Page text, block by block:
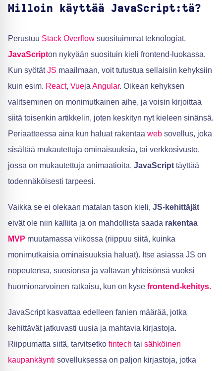
Milloin käyttää JavaScript:tä?
Perustuu Stack Overflow suosituimmat teknologiat,
JavaScripton nykyään suosituin kieli frontend-luokassa.
Kun syötätJS maailmaan, voit tutustua sellaisiin kehyksiin
kuin esim. React, Vueja Angular. Oikean kehyksen
valitseminen on monimutkainen aihe, ja voisin kirjoittaa
siitä toisenkin artikkelin, joten keskityn nyt kieleen sinänsä.
Periaatteessa aina kun haluat rakentaa web sovellus, joka
sisältää mukautettuja ominaisuuksia, tai verkkosivusto,
jossa on mukautettuja animaatioita, JavaScript täyttää
todennäköisesti tarpeesi.
Vaikka se ei olekaan matalan tason kieli, JS-kehittäjät
eivät ole niin kalliita ja on mahdollista saada rakentaa
MVP muutamassa viikossa (riippuu siitä, kuinka
monimutkaisia ominaisuuksia haluat). Itse asiassa JS on
nopeutensa, suosionsa ja valtavan yhteisönsä vuoksi
huomionarvoinen ratkaisu, kun on kyse frontend-kehitys.
JavaScript kasvattaa edelleen fanien määrää, jotka
kehittävät jatkuvasti uusia ja mahtavia kirjastoja.
Riippumatta siitä, tarvitsetko fintech tai sähköinen
kaupankäynti sovelluksessa on paljon kirjastoja, jotka